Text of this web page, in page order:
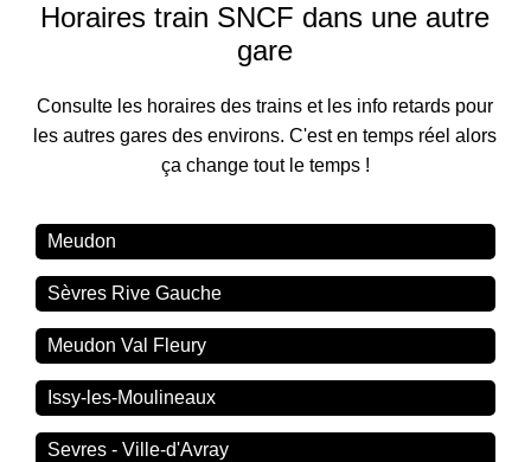
Horaires train SNCF dans une autre
gare
Consulte les horaires des trains et les info retards pour
les autres gares des environs. C'est en temps réel alors
ça change tout le temps !
Meudon
Sèvres Rive Gauche
Meudon Val Fleury
Issy-les-Moulineaux
Sevres - Ville-d'Avray